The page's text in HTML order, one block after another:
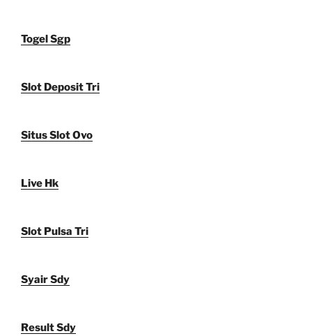
Togel Sgp
Slot Deposit Tri
Situs Slot Ovo
Live Hk
Slot Pulsa Tri
Syair Sdy
Result Sdy